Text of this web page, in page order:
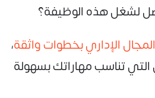
لشغل هذه الوظيفة؟
الإداري بخطوات واثقة،
تناسب مهاراتك بسهولة